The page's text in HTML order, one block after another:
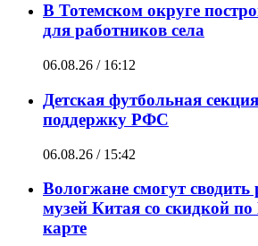
В Тотемском округе
для работников села
06.08.26 / 16:12
Детская футбольная
поддержку РФС
06.08.26 / 15:42
Вологжане смогут сводить
музей Китая со скидкой
карте